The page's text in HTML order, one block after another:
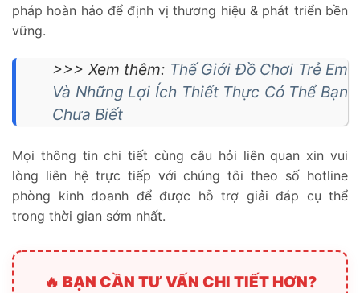
pháp hoàn hảo để định vị thương hiệu & phát triển bền
vững.
>>> Xem thêm: Thế Giới Đồ Chơi Trẻ Em
Và Những Lợi Ích Thiết Thực Có Thể Bạn
Chưa Biết
Mọi thông tin chi tiết cùng câu hỏi liên quan xin vui
lòng liên hệ trực tiếp với chúng tôi theo số hotline
phòng kinh doanh để được hỗ trợ giải đáp cụ thể
trong thời gian sớm nhất.
🔥 BẠN CẦN TƯ VẤN CHI TIẾT HƠN?